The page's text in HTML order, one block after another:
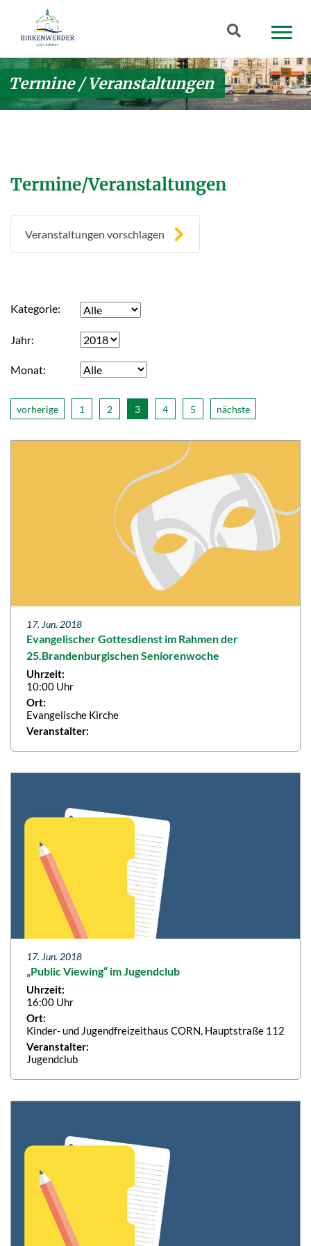
Zum Hauptinhalt springen
Suchbegriff
Termine / Veranstaltungen
Termine/Veranstaltungen
Veranstaltungen vorschlagen
Kategorie
Jahr
Monat
vorherige 1 2 3 4 5 nächste
17. Jun. 2018
Evangelischer Gottesdienst im Rahmen der
25.Brandenburgischen Seniorenwoche
Uhrzeit:
10:00 Uhr
Ort:
Evangelische Kirche
Veranstalter:
17. Jun. 2018
„Public Viewing“ im Jugendclub
Uhrzeit:
16:00 Uhr
Ort:
Kinder- und Jugendfreizeithaus CORN, Hauptstraße 112
Veranstalter:
Jugendclub